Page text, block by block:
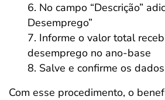
No campo “Descrição”
Desemprego”
Informe o valor total
desemprego no ano-base
Salve e confirme os dados
Com esse procedimento, o